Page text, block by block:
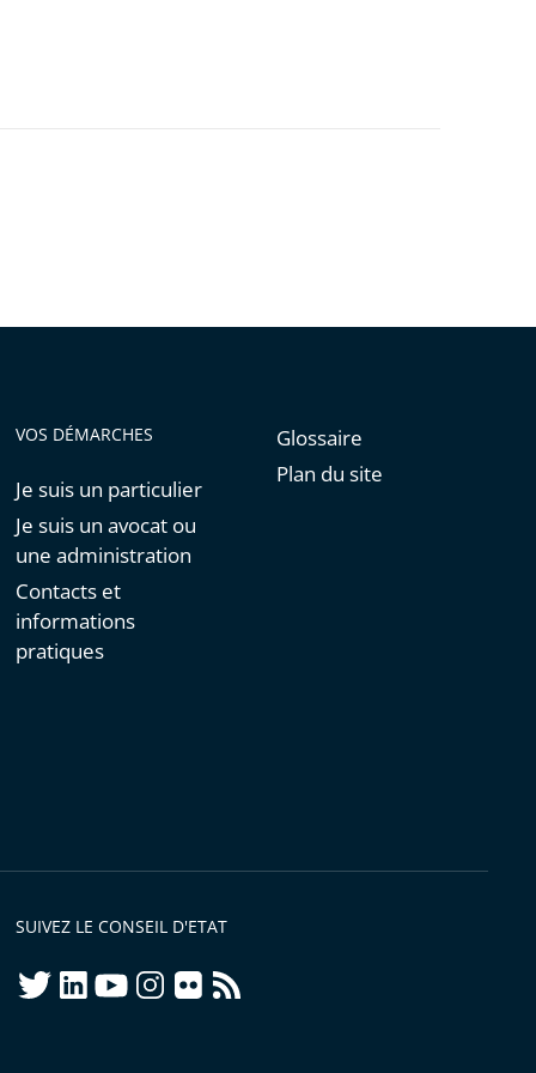
VOS DÉMARCHES
Je suis un particulier
Je suis un avocat ou
une administration
Contacts et
informations
pratiques
Glossaire
Plan du site
SUIVEZ LE CONSEIL D'ETAT
twitterlinkedInyoutubeinstagram
flickrrss